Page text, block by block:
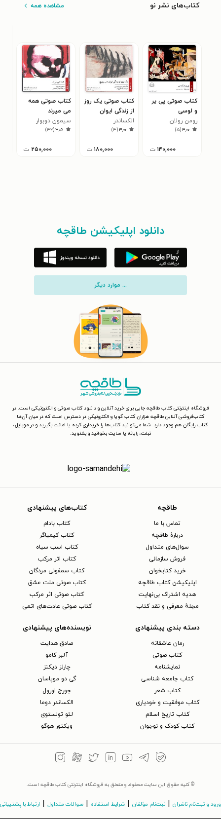
کتاب‌های نشر نو مشاهده همه
کتاب صوتی پی‌ یر
و لوسی
رومن رولان
۳٫۰(۵)
۱۴۰,۰۰۰ ت
کتاب صوتی یک روز
از زندگی ایوان
دنیسوویچ
الکساندر
سولژنیتسین
۳٫۰(۴)
۱۸۰,۰۰۰ ت
کتاب صوتی همه
می‌ میرند
سیمون دوبوار
۳٫۵(۴۲)
۲۵۰,۰۰۰ ت
دانلود اپلیکیشن طاقچه
... موارد دیگر
فروشگاه اینترنتی کتاب طاقچه جایی برای خرید آنلاین و دانلود کتاب صوتی و الکترونیکی است. در
کتاب‌فروشی آنلاین طاقچه هزاران کتاب گویا و الکترونیکی در دسترس است که در میان آن‌ها
کتاب رایگان هم وجود دارد. شما می‌توانید کتاب‌ها را خریداری کرده یا امانت بگیرید و در موبایل،
تبلت، رایانه یا سایت بخوانید و بشنوید.
طاقچه
تماس با ما
دربارهٔ طاقچه
سوال‌های متداول
فروش سازمانی
خرید کتابخوان
اپلیکیشن کتاب طاقچه
هدیه اشتراک بی‌نهایت
مجلهٔ معرفی و نقد کتاب
کتاب‌های پیشنهادی
کتاب بادام
کتاب کیمیاگر
کتاب اسب سیاه
کتاب اثر مرکب
کتاب سمفونی مردگان
کتاب صوتی ملت عشق
کتاب صوتی اثر مرکب
کتاب صوتی عادت‌های اتمی
دسته بندی پیشنهادی
رمان عاشقانه
کتاب‌ صوتی
نمایشنامه
کتاب جامعه شناسی
کتاب شعر
کتاب موفقیت و خودیاری
کتاب تاریخ اسلام
کتاب کودک و نوجوان
نویسنده‌های پیشنهادی
صادق هدایت
آلبر کامو
چارلز دیکنز
گی دو موپاسان
جورج اورول
الکساندر دوما
لئو تولستوی
ویکتور هوگو
© کلیه حقوق این سایت محفوظ و متعلق به فروشگاه اینترنتی کتاب طاقچه است.
ورود و ثبت‌نام ناشران ثبت‌نام مؤلفان شرایط استفاده سوالات متداول ارتباط با پشتیبانی